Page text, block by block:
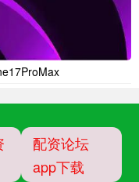
配资论坛
app下载